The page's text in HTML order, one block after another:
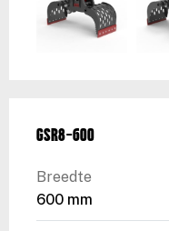
GSR8-600
Breedte
600 mm